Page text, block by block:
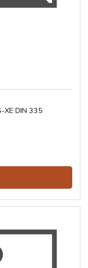
XE DIN 335